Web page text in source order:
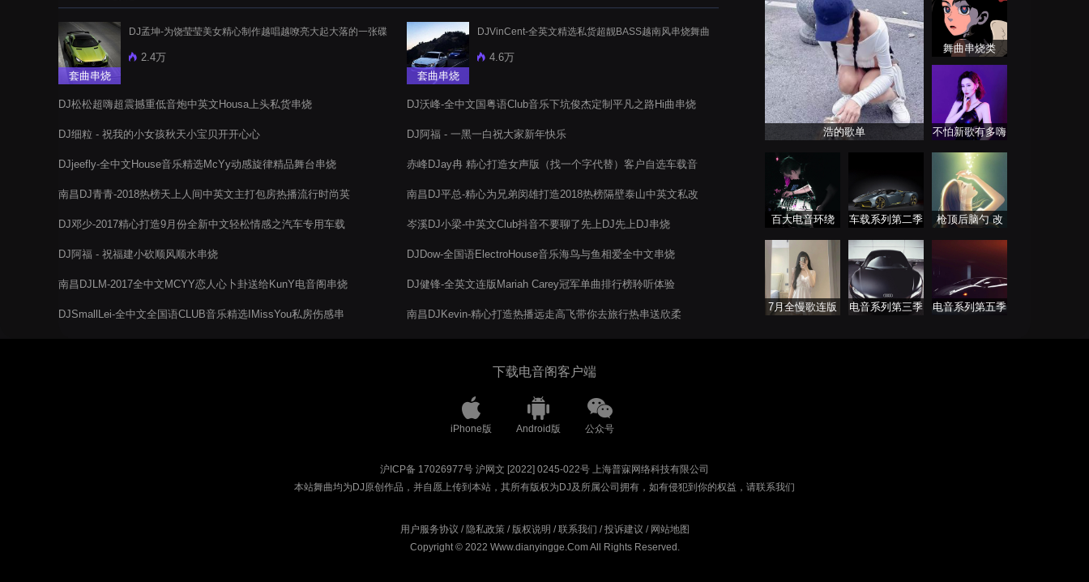
套曲串烧
DJ孟坤-为饶莹莹美女精心制作越唱越嘹亮大起大落的一张碟
2.4万
DJ松松超嗨超震撼重低音炮中英文Housa上头私货串烧
DJ细粒 - 祝我的小女孩秋天小宝贝开开心心
DJjeefly-全中文House音乐精选McYy动感旋律精品舞台串烧
南昌DJ青青-2018热榜天上人间中英文主打包房热播流行时尚英
DJ邓少-2017精心打造9月份全新中文轻松情感之汽车专用车载
DJ阿福 - 祝福建小砍顺风顺水串烧
南昌DJLM-2017全中文MCYY恋人心卜卦送给KunY电音阁串烧
DJSmallLei-全中文全国语CLUB音乐精选IMissYou私房伤感串
套曲串烧
DJVinCent-全英文精选私货超靓BASS越南风串烧舞曲
4.6万
DJ沃峰-全中文国粤语Club音乐下坑俊杰定制平凡之路Hi曲串烧
DJ阿福 - 一黑一白祝大家新年快乐
赤峰DJay冉 精心打造女声版（找一个字代替）客户自选车载音
南昌DJ平总-精心为兄弟闵雄打造2018热榜隔壁泰山中英文私改
岑溪DJ小梁-中英文Club抖音不要聊了先上DJ先上DJ串烧
DJDow-全国语ElectroHouse音乐海鸟与鱼相爱全中文串烧
DJ健锋-全英文连版Mariah Carey冠军单曲排行榜聆听体验
南昌DJKevin-精心打造热播远走高飞带你去旅行热串送欣柔
浩的歌单
舞曲串烧类
不怕新歌有多嗨
百大电音环绕
车载系列第二季
枪顶后脑勺 改
7月全慢歌连版
电音系列第三季 电音系列第五季
下载电音阁客户端
iPhone版 Android版 公众号
沪ICP备 17026977号 沪网文 [2022] 0245-022号 上海普寐网络科技有限公司
本站舞曲均为DJ原创作品，并自愿上传到本站，其所有版权为DJ及所属公司拥有，如有侵犯到你的权益，请联系我们
用户服务协议 / 隐私政策/ 版权说明 /联系我们 /投诉建议 / 网站地图
Copyright © 2022 Www.dianyingge.Com All Rights Reserved.